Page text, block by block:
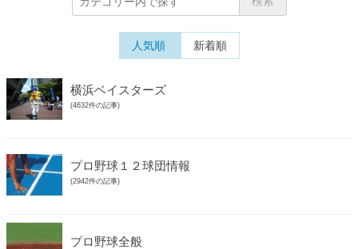
人気順 新着順
横浜ベイスターズ
(4632件の記事)
プロ野球１２球団情報
(2942件の記事)
プロ野球全般